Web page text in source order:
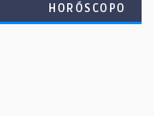
HORÓSCOPO